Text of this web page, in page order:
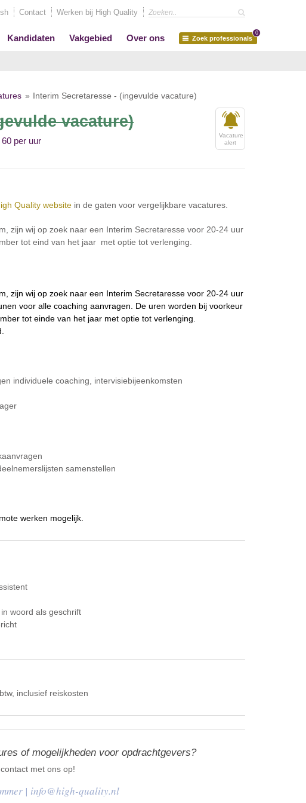
Contact Werken bij High Quality
Kandidaten Vakgebied Over ons Zoek professionals
0
Interim Secretaresse - (ingevulde vacature)
vacature)
Vacature
alert
per uur
Quality website in de gaten voor vergelijkbare vacatures.
zijn wij op zoek naar een Interim Secretaresse voor 20-24 uur
tot eind van het jaar met optie tot verlenging.
zijn wij op zoek naar een Interim Secretaresse voor 20-24 uur
voor alle coaching aanvragen. De uren worden bij voorkeur
tot einde van het jaar met optie tot verlenging.
individuele coaching, intervisiebijeenkomsten
samenstellen
werken mogelijk.
woord als geschrift
inclusief reiskosten
of mogelijkheden voor opdrachtgevers?
met ons op!
| info@high-quality.nl